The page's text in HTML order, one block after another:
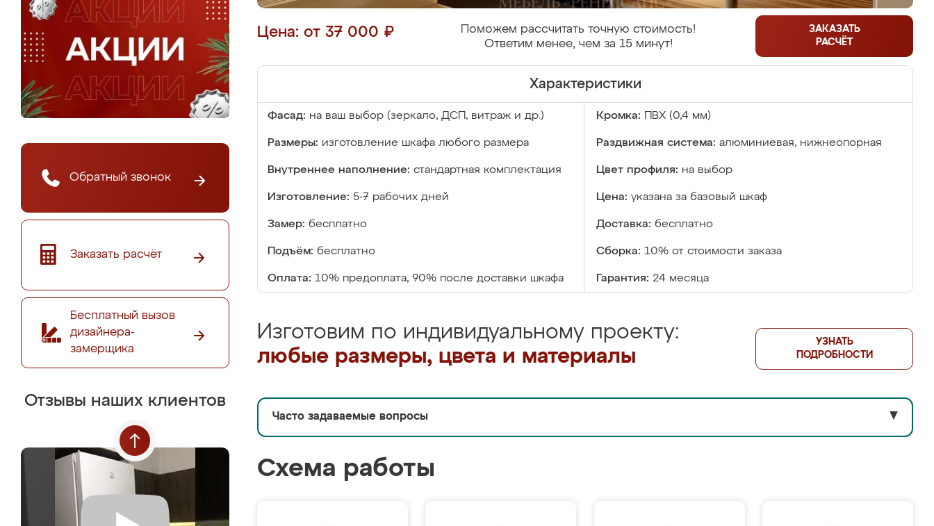
Обратный звонок
Заказать расчёт
Бесплатный вызов
дизайнера-
замерщика
Отзывы наших клиентов
Цена: от 37 000 ₽
Поможем рассчитать точную стоимость!
Ответим менее, чем за 15 минут!
ЗАКАЗАТЬ
РАСЧЁТ
Характеристики
Фасад: на ваш выбор (зеркало, ДСП, витраж и др.) Кромка: ПВХ (0,4 мм)
Размеры: изготовление шкафа любого размера Раздвижная система: алюминиевая, нижнеопорная
Внутреннее наполнение: стандартная комплектация Цвет профиля: на выбор
Изготовление: 5-7 рабочих дней Цена: указана за базовый шкаф
Замер: бесплатно Доставка: бесплатно
Подъём: бесплатно Сборка: 10% от стоимости заказа
Оплата: 10% предоплата, 90% после доставки шкафа Гарантия: 24 месяца
Изготовим по индивидуальному проекту:
любые размеры, цвета и материалы
УЗНАТЬ
ПОДРОБНОСТИ
Часто задаваемые вопросы ▼
Схема работы